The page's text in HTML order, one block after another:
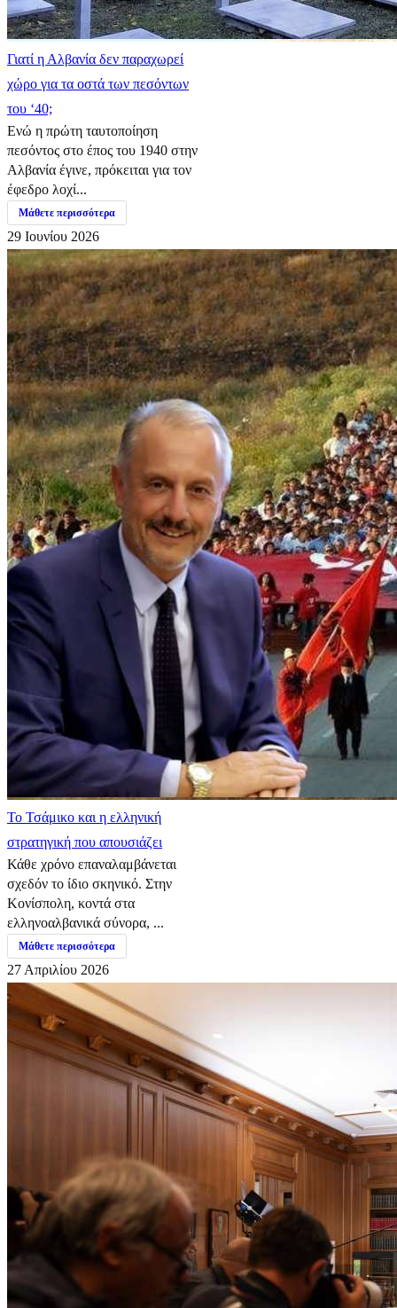
Γιατί η Αλβανία δεν παραχωρεί
χώρο για τα οστά των πεσόντων
του ‘40;
Ενώ η πρώτη ταυτοποίηση
πεσόντος στο έπος του 1940 στην
Αλβανία έγινε, πρόκειται για τον
έφεδρο λοχί...
Μάθετε περισσότερα
29 Ιουνίου 2026
​Το Τσάμικο και η ελληνική
στρατηγική που απουσιάζει
Κάθε χρόνο επαναλαμβάνεται
σχεδόν το ίδιο σκηνικό. Στην
Κονίσπολη, κοντά στα
ελληνοαλβανικά σύνορα, ...
Μάθετε περισσότερα
27 Απριλίου 2026